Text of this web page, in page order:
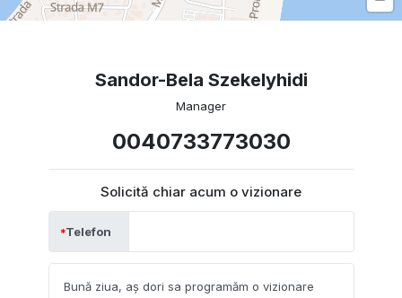
Sandor-Bela Szekelyhidi
Manager
0040733773030
Solicită chiar acum o vizionare
Telefon